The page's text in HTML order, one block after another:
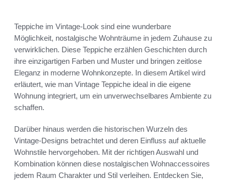
Teppiche im Vintage-Look sind eine wunderbare
Möglichkeit, nostalgische Wohnträume in jedem Zuhause zu
verwirklichen. Diese Teppiche erzählen Geschichten durch
ihre einzigartigen Farben und Muster und bringen zeitlose
Eleganz in moderne Wohnkonzepte. In diesem Artikel wird
erläutert, wie man Vintage Teppiche ideal in die eigene
Wohnung integriert, um ein unverwechselbares Ambiente zu
schaffen.
Darüber hinaus werden die historischen Wurzeln des
Vintage-Designs betrachtet und deren Einfluss auf aktuelle
Wohnstile hervorgehoben. Mit der richtigen Auswahl und
Kombination können diese nostalgischen Wohnaccessoires
jedem Raum Charakter und Stil verleihen. Entdecken Sie,